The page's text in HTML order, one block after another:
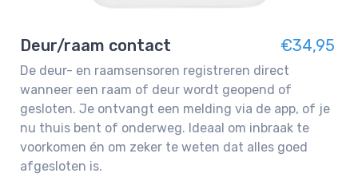
Deur/raam contact €34,95
De deur- en raamsensoren registreren direct
wanneer een raam of deur wordt geopend of
gesloten. Je ontvangt een melding via de app, of je
nu thuis bent of onderweg. Ideaal om inbraak te
voorkomen én om zeker te weten dat alles goed
afgesloten is.